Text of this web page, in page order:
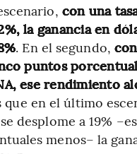
con una
la ganancia en
. En el segundo,
puntos
ese rendimiento
que en el último
desplome a 19%
menos– la